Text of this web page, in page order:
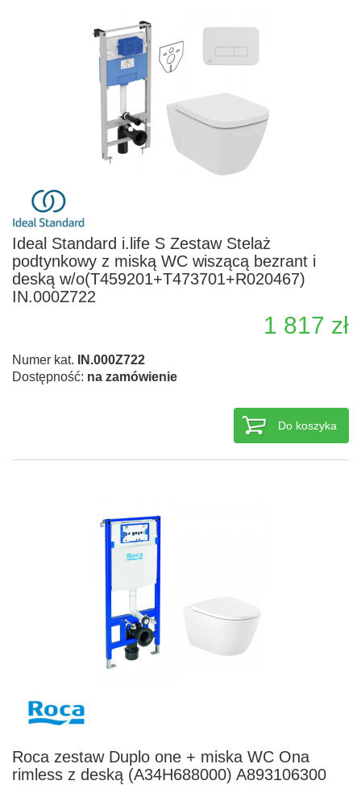
Ideal Standard i.life S Zestaw Stelaż
podtynkowy z miską WC wiszącą bezrant i
deską w/o(T459201+T473701+R020467)
IN.000Z722
1 817 zł
Numer kat.
IN.000Z722
Dostępność: na zamówienie
Do koszyka
Roca zestaw Duplo one + miska WC Ona
rimless z deską (A34H688000) A893106300